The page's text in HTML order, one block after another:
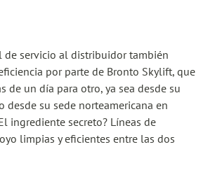
de servicio al distribuidor también
por parte de Bronto Skylift, que
de un día para otro, ya sea desde su
desde su sede norteamericana en
ingrediente secreto? Líneas de
limpias y eficientes entre las dos